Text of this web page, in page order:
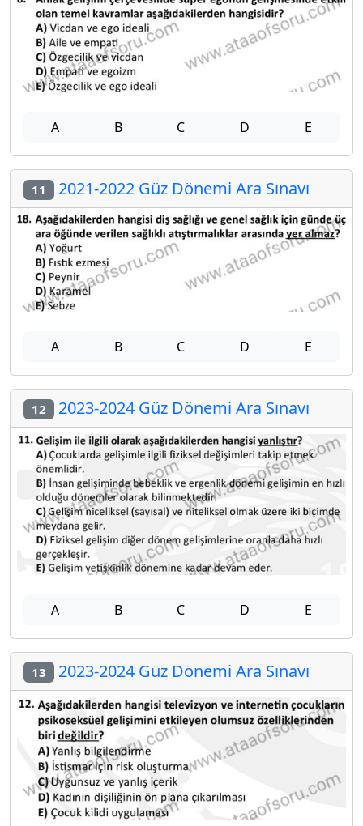
A B C D E
11 2021-2022 Güz Dönemi Ara Sınavı
A B C D E
12 2023-2024 Güz Dönemi Ara Sınavı
A B C D E
13 2023-2024 Güz Dönemi Ara Sınavı